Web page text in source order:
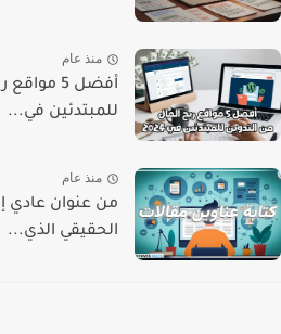
منذ عام
أفضل 5
للمبتدئين في...
منذ عام
الحقيقي الذي...